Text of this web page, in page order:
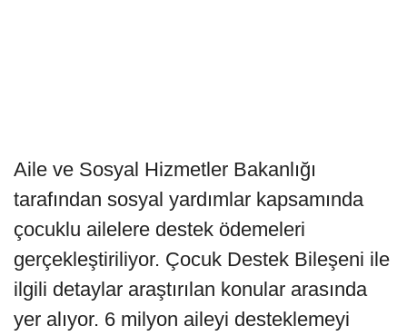
Aile ve Sosyal Hizmetler Bakanlığı
tarafından sosyal yardımlar kapsamında
çocuklu ailelere destek ödemeleri
gerçekleştiriliyor. Çocuk Destek Bileşeni ile
ilgili detaylar araştırılan konular arasında
yer alıyor. 6 milyon aileyi desteklemeyi